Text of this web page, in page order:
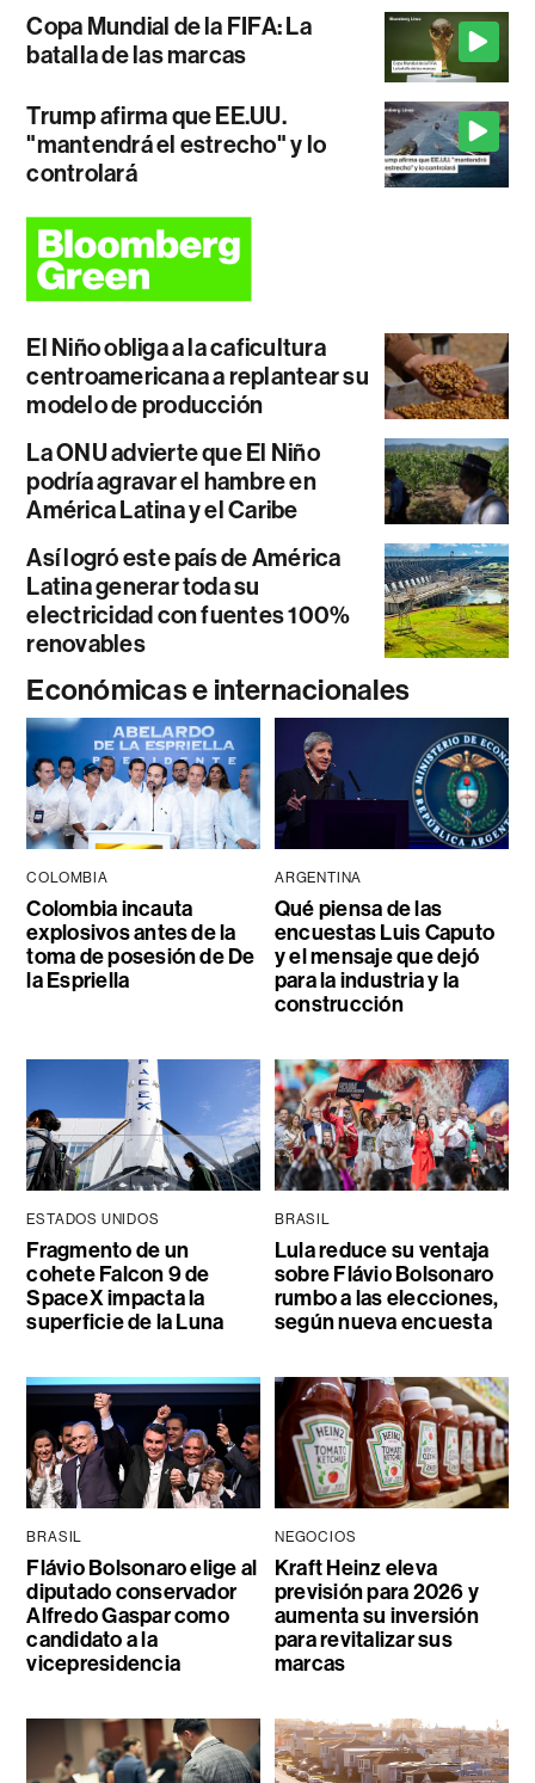
Copa Mundial de la FIFA: La
batalla de las marcas
Trump afirma que EE.UU.
"mantendrá el estrecho" y lo
controlará
El Niño obliga a la caficultura
centroamericana a replantear su
modelo de producción
La ONU advierte que El Niño
podría agravar el hambre en
América Latina y el Caribe
Así logró este país de América
Latina generar toda su
electricidad con fuentes 100%
renovables
Económicas e internacionales
COLOMBIA
Colombia incauta
explosivos antes de la
toma de posesión de De
la Espriella
ARGENTINA
Qué piensa de las
encuestas Luis Caputo
y el mensaje que dejó
para la industria y la
construcción
ESTADOS UNIDOS
Fragmento de un
cohete Falcon 9 de
SpaceX impacta la
superficie de la Luna
BRASIL
Lula reduce su ventaja
sobre Flávio Bolsonaro
rumbo a las elecciones,
según nueva encuesta
BRASIL
Flávio Bolsonaro elige al
diputado conservador
Alfredo Gaspar como
candidato a la
vicepresidencia
NEGOCIOS
Kraft Heinz eleva
previsión para 2026 y
aumenta su inversión
para revitalizar sus
marcas